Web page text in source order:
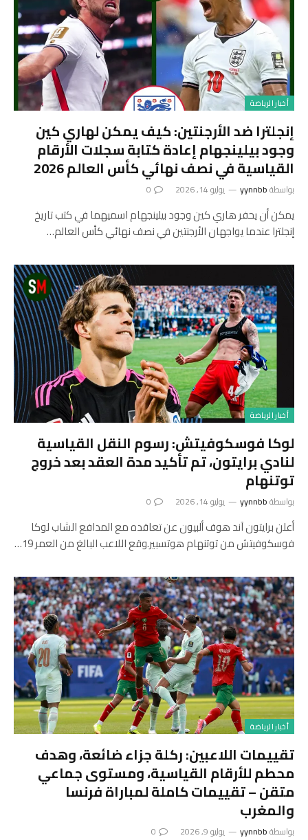
أخبار الرياضة
إنجلترا ضد الأرجنتين: كيف يمكن لهاري كين
وجود بيلينجهام إعادة كتابة سجلات الأرقام
القياسية في نصف نهائي كأس العالم 2026
بواسطةyynnbb يوليو 14, 2026 0
يمكن أن يحفر هاري كين وجود بيلينجهام اسميهما في كتب تاريخ
إنجلترا عندما يواجهان الأرجنتين في نصف نهائي كأس العالم…
أخبار الرياضة
لوكا فوسكوفيتش: رسوم النقل القياسية
لنادي برايتون، تم تأكيد مدة العقد بعد خروج
توتنهام
بواسطةyynnbb يوليو 14, 2026 0
أعلن برايتون آند هوف ألبيون عن تعاقده مع المدافع الشاب لوكا
فوسكوفيتش من توتنهام هوتسبير.وقع اللاعب البالغ من العمر 19…
أخبار الرياضة
تقييمات اللاعبين: ركلة جزاء ضائعة، وهدف
محطم للأرقام القياسية، ومستوى جماعي
متقن – تقييمات كاملة لمباراة فرنسا
والمغرب
بواسطةyynnbb يوليو 9, 2026 0